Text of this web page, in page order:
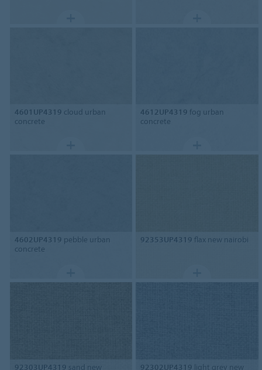
4601UP4319 cloud urban
concrete
4612UP4319 fog urban
concrete
4602UP4319 pebble urban
concrete
92353UP4319 flax new nairobi
92303UP4319 sand new
92302UP4319 light grey new